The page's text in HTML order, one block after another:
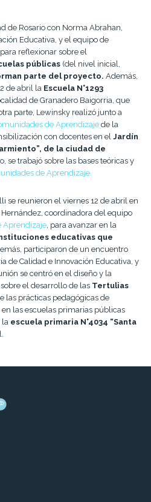
de Rosario con Norma Abrahan,
Educativa, y el equipo de
reflexionar sobre el
públicas(del nivel inicial,
parte del proyecto. Además,
de abril la Escuela N°1293
de Granadero Baigorria, que
parte, Lewinsky realizó junto a
de Aprendizajede la
con docentes en el Jardín
de la ciudad de
se trabajó sobre las bases teóricas y
de Aprendizaje.
se reunieron el viernes 12 de abril en
coordinadora del equipo
Aprendizaje, para avanzar en la
educativas que
participaron de un encuentro
de Calidad e Innovación Educativa, y
se centró en el diseño y la
el desarrollo de las Tertulias
las prácticas pedagógicas de
en las escuelas primarias públicas
la escuela primaria N°4034 “Santa